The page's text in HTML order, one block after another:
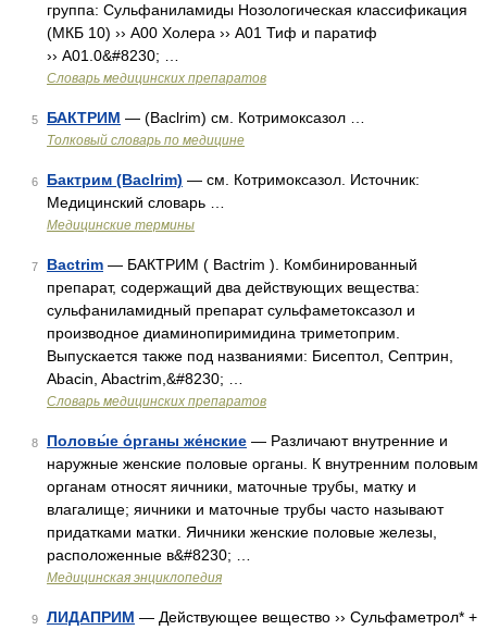
группа: Сульфаниламиды Нозологическая классификация
(МКБ 10) ›› A00 Холера ›› A01 Тиф и паратиф
›› A01.0&#8230; …
Словарь медицинских препаратов
5 БАКТРИМ — (Baclrim) см. Котримоксазол …
Толковый словарь по медицине
6 Бактрим (Baclrim) — см. Котримоксазол. Источник:
Медицинский словарь …
Медицинские термины
7 Bactrim — БАКТРИМ ( Bactrim ). Комбинированный
препарат, содержащий два действующих вещества:
сульфаниламидный препарат сульфаметоксазол и
производное диаминопиримидина триметоприм.
Выпускается также под названиями: Бисептол, Септрин,
Abacin, Abactrim,&#8230; …
Словарь медицинских препаратов
8 Половы́е о́рганы же́нские — Различают внутренние и
наружные женские половые органы. К внутренним половым
органам относят яичники, маточные трубы, матку и
влагалище; яичники и маточные трубы часто называют
придатками матки. Яичники женские половые железы,
расположенные в&#8230; …
Медицинская энциклопедия
9 ЛИДАПРИМ — Действующее вещество ›› Сульфаметрол* +